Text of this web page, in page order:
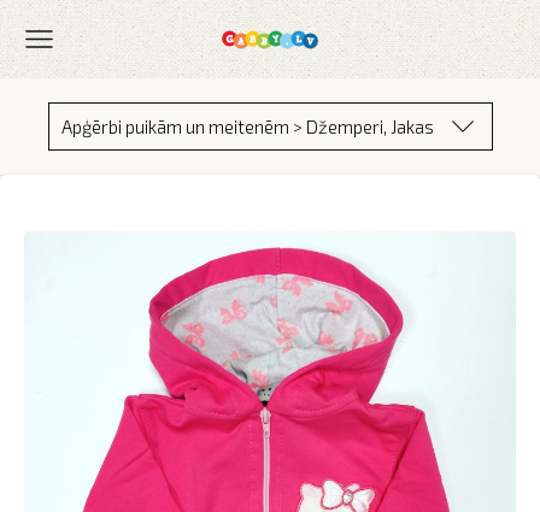
Apģērbi puikām un meitenēm > Džemperi, Jakas